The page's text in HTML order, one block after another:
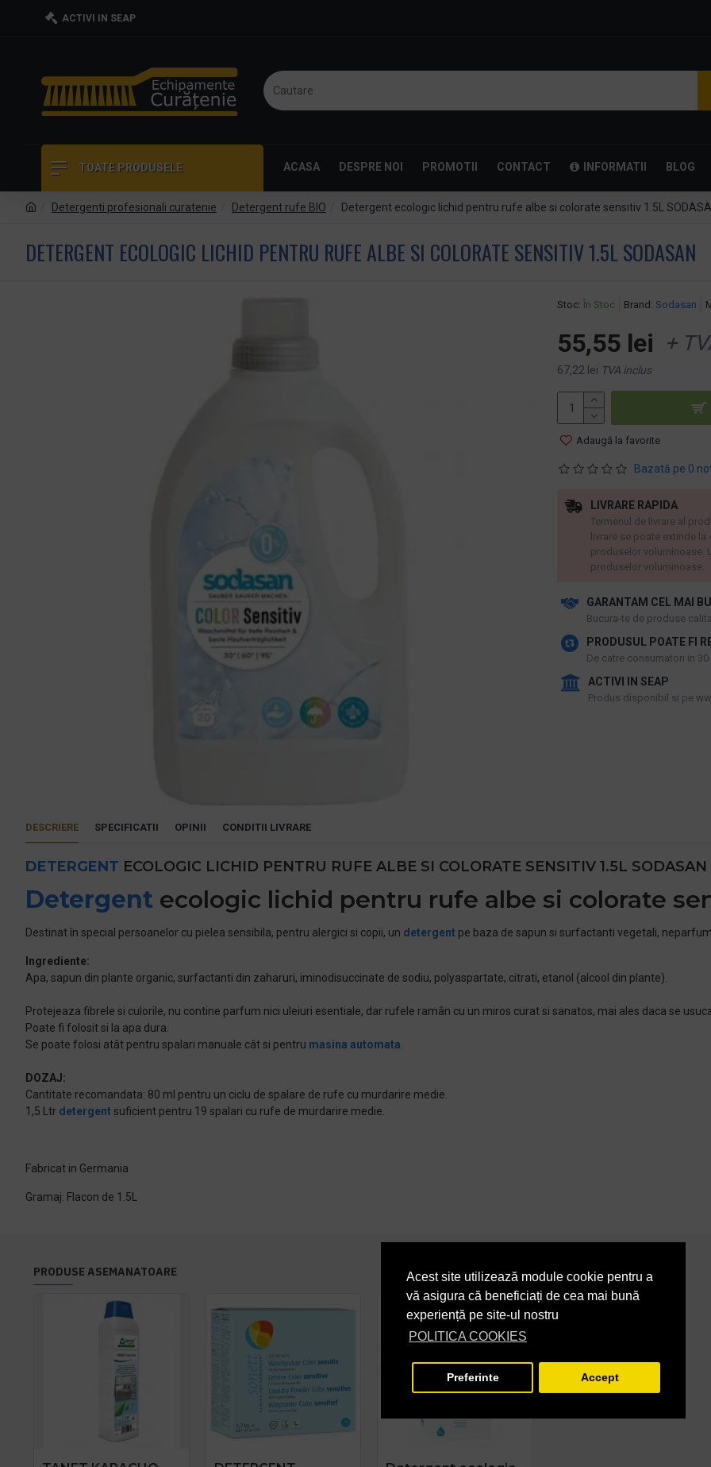
Acest site utilizează module cookie pentru a
vă asigura că beneficiați de cea mai bună
experiență pe site-ul nostru
POLITICA COOKIES
Preferinte Accept
ACTIVI IN SEAP
TOATE PRODUSELE ACASA DESPRE NOI PROMOTII CONTACT INFORMATII BLOG
Detergenti profesionali curatenie Detergent rufe BIO Detergent ecologic lichid pentru rufe albe si colorate sensitiv 1.5L
DETERGENT ECOLOGIC LICHID PENTRU RUFE ALBE SI COLORATE SENSITIV 1.5L SODASAN
Stoc: În Stoc Brand: Sodasan
Bazată pe 0
55,55 lei +
67,22 lei TVA inclus
Adaugă la favorite
GARANTAM CEL MAI
​Bucura-te de produse
PRODUSUL POATE FI
De catre consumatori in
ACTIVI IN SEAP
Produs disponibil si pe
LIVRARE RAPIDA
Termenul de livrare al
livrare se poate extinde
produselor voluminoase.
produselor voluminoase.
DESCRIERE SPECIFICATII OPINII CONDITII LIVRARE
DETERGENT ECOLOGIC LICHID PENTRU RUFE ALBE SI COLORATE SENSITIV 1.5L SODASAN
Detergent ecologic lichid pentru rufe albe si colorate
Destinat în special persoanelor cu pielea sensibila, pentru alergici si copii, un detergent pe baza de sapun si surfactanti vegetali,
Ingrediente:
Apa, sapun din plante organic, surfactanti din zaharuri, iminodisuccinate de sodiu, polyaspartate, citrati, etanol (alcool din plante).
Protejeaza fibrele si culorile, nu contine parfum nici uleiuri esentiale, dar rufele ramân cu un miros curat si sanatos, mai ales daca se
Poate fi folosit si la apa dura.
Se poate folosi atât pentru spalari manuale cât si pentru masina automata
DOZAJ:
Cantitate recomandata: 80 ml pentru un ciclu de spalare de rufe cu murdarire medie.
1,5 Ltr detergent suficient pentru 19 spalari cu rufe de murdarire medie.
Fabricat in Germania
Gramaj: Flacon de 1.5L
PRODUSE ASEMANATOARE